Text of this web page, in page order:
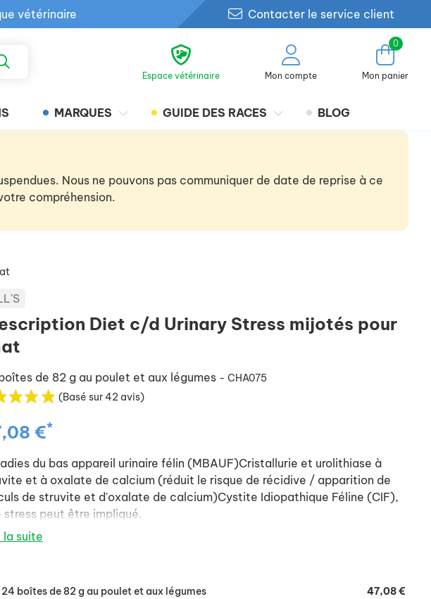
vétérinaire
clinique
Contacter le service client
Espace vétérinaire Mon compte
0
Mon panier
MARQUES GUIDE DES RACES BLOG
Nous ne pouvons pas communiquer de date de reprise à ce
compréhension.
Diet c/d Urinary Stress mijotés pour
de 82 g au poulet et aux légumes - CHA075
(Basé sur 42 avis)
€*
du bas appareil urinaire félin (MBAUF)Cristallurie et urolithiase à
et à oxalate de calcium (réduit le risque de récidive / apparition de
de struvite et d'oxalate de calcium)Cystite Idiopathique Féline (CIF),
stress peut être impliqué.
la suite
24 boîtes de 82 g au poulet et aux légumes 47,08 €